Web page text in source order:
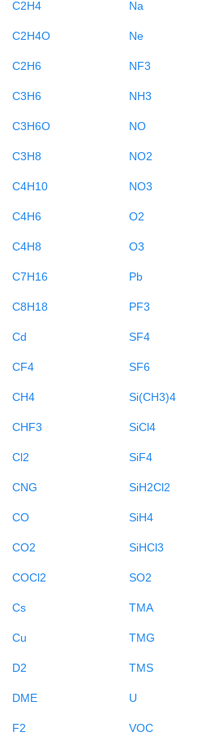
C2H4
C2H4O
C2H6
C3H6
C3H6O
C3H8
C4H10
C4H6
C4H8
C7H16
C8H18
Cd
CF4
CH4
CHF3
Cl2
CNG
CO
CO2
COCl2
Cs
Cu
D2
DME
F2
Na
Ne
NF3
NH3
NO
NO2
NO3
O2
O3
Pb
PF3
SF4
SF6
Si(CH3)4
SiCl4
SiF4
SiH2Cl2
SiH4
SiHCl3
SO2
TMA
TMG
TMS
U
VOC